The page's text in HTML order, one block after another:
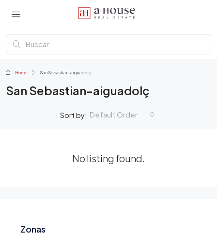
Home San Sebastian-aiguadolç
San Sebastian-aiguadolç
Sort by: Default Order
No listing found.
Zonas